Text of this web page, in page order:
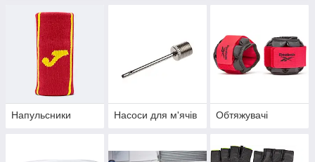
Напульсники Насоси для м'ячів Обтяжувачі